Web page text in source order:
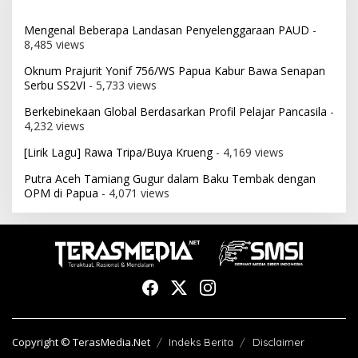
Mengenal Beberapa Landasan Penyelenggaraan PAUD -
8,485 views
Oknum Prajurit Yonif 756/WS Papua Kabur Bawa Senapan
Serbu SS2VI - 5,733 views
Berkebinekaan Global Berdasarkan Profil Pelajar Pancasila -
4,232 views
[Lirik Lagu] Rawa Tripa/Buya Krueng- 4,169 views
Putra Aceh Tamiang Gugur dalam Baku Tembak dengan
OPM di Papua - 4,071 views
Copyright © TerasMedia.Net Indeks Berita Disclaimer